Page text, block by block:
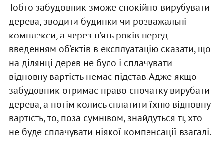
Тобто забудовник зможе спокійно вирубувати
дерева, зводити будинки чи розважальні
комплекси, а через п’ять років перед
введенням об’єктів в експлуатацію сказати, що
на ділянці дерев не було і сплачувати
відновну вартість немає підстав. Адже якщо
забудовник отримає право спочатку вирубати
дерева, а потім колись сплатити їхню відновну
вартість, то, поза сумнівом, знайдуться ті, хто
не буде сплачувати ніякої компенсації взагалі.